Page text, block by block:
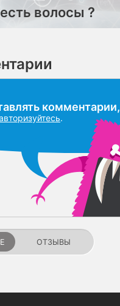
волосы ?
комментарии,
.
ОТЗЫВЫ